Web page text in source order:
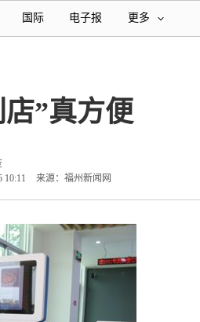
国际 电子报 更多
”真方便
10:11 来源：福州新闻网